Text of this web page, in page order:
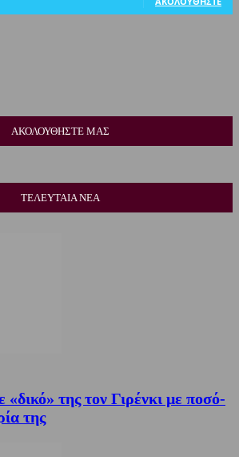
ΑΚΟΛΟΥΘΗΣΤΕ ΜΑΣ
ΤΕΛΕΥΤΑΙΑ ΝΕΑ
της τον Γιρένκι με ποσό-
της